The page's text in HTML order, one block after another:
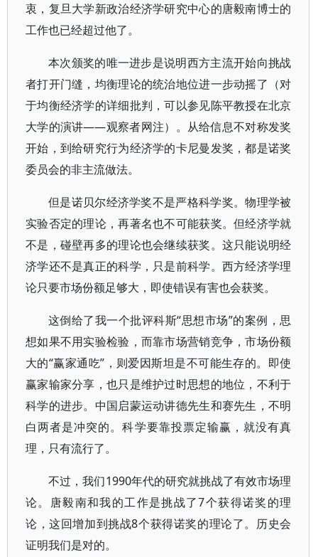
衷，复旦大学新政治经济学研究中心的唐毅南博士的
工作也已经超过他了。
本次颁奖的唯一进步是说明西方主流开始向挑战
者打开门缝，均衡理论的统治地位进一步动摇了（对
于均衡经济学的详细批判，可以参见陈平教授在北京
大学的演讲——观察者网注）。从给信息不对称发奖
开始，到给研究行为经济学的卡尼曼发奖，都是诺奖
委员会的非主流做法。
但是诺贝尔经济学奖不是严格科学奖。物理学被
实验否定的理论，再著名也不可能获奖。但经济学就
不是，碰壁再多的理论也会继续获奖。这只能说明经
济学还不是真正的科学，只是前科学。西方经济学理
论只要市场份额足够大，即使错误有害也会获奖。
这倒给了我一个批评科斯“思想市场”的案例，思
想如果不用实验检验，而靠市场营销竞争，市场份额
大的“赢家通吃”，则爱因斯坦是不可能生存的。即使
赢家输家分享，也只是维护过时思想的地位，不利于
科学的进步。中国启蒙运动讲德先生和赛先生，不明
白两者是冲突的。科学要靠投票定输赢，就没有真
理，只有流行了。
不过，我们1990年代的研究就挑战了有效市场理
论。唐毅南和我的工作是挑战了7个获得诺奖的理
论，这回增加到挑战8个获得诺奖的理论了。历史会
证明我们是对的。